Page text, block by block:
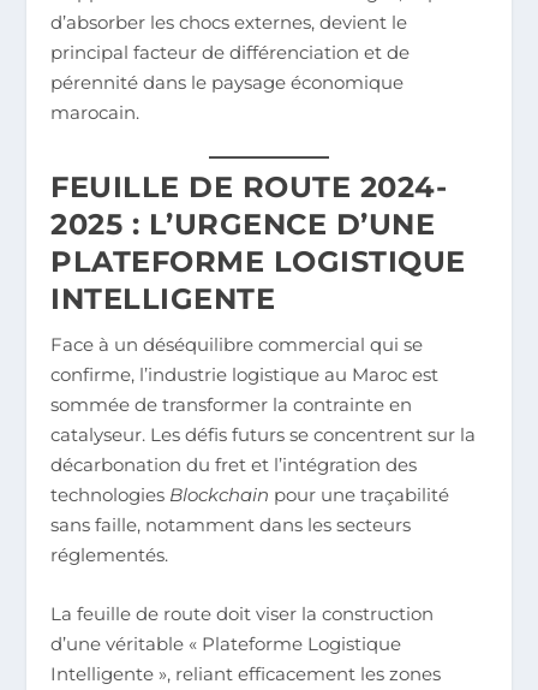
d’absorber les chocs externes, devient le
principal facteur de différenciation et de
pérennité dans le paysage économique
marocain.
FEUILLE DE ROUTE 2024-
2025 : L’URGENCE D’UNE
PLATEFORME LOGISTIQUE
INTELLIGENTE
Face à un déséquilibre commercial qui se
confirme, l’industrie logistique au Maroc est
sommée de transformer la contrainte en
catalyseur. Les défis futurs se concentrent sur la
décarbonation du fret et l’intégration des
technologies Blockchain pour une traçabilité
sans faille, notamment dans les secteurs
réglementés.
La feuille de route doit viser la construction
d’une véritable « Plateforme Logistique
Intelligente », reliant efficacement les zones